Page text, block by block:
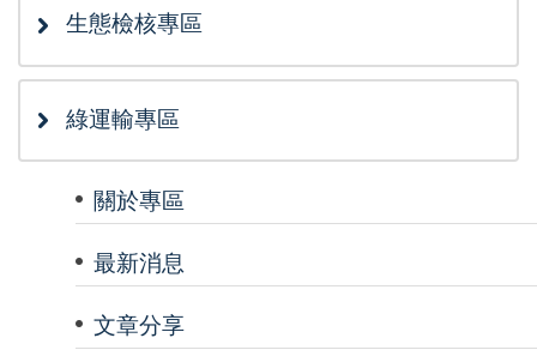
生態檢核專區
綠運輸專區
關於專區
最新消息
文章分享